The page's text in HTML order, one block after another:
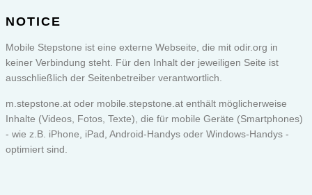
NOTICE
Mobile Stepstone ist eine externe Webseite, die mit odir.org in
keiner Verbindung steht. Für den Inhalt der jeweiligen Seite ist
ausschließlich der Seitenbetreiber verantwortlich.
m.stepstone.at oder mobile.stepstone.at enthält möglicherweise
Inhalte (Videos, Fotos, Texte), die für mobile Geräte (Smartphones)
- wie z.B. iPhone, iPad, Android-Handys oder Windows-Handys -
optimiert sind.